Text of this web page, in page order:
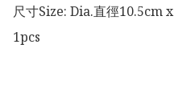
尺寸Size: Dia.直徑10.5cm
1pcs